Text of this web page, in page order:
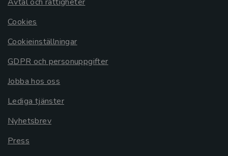
Cookies
Cookieinställningar
GDPR och personuppgifter
Jobba hos oss
Lediga tjänster
Nyhetsbrev
Press